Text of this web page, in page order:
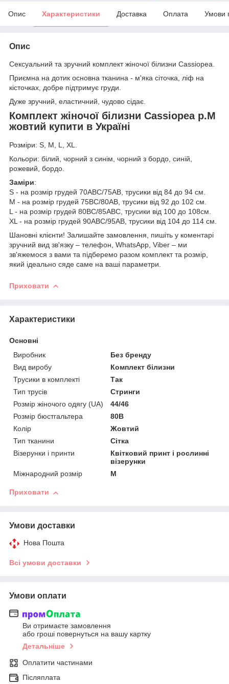
Опис Характеристики Доставка Оплата Умови
Опис
Сексуальний та зручний комплект жіночої білизни Cassiopea.
Приємна на дотик основна тканина - м'яка сіточка, ліф на
кісточках, добре підтримує груди.
Дуже зручний, еластичний, чудово сідає.
Комплект жіночої білизни Cassiopea р.М
жовтий купити в Україні
Розміри: S, М, L, XL.
Кольори: білий, чорний з синім, чорний з бордо, синій,
рожевий, бордо.
Заміри:
S - на розмір грудей 70АВС/75АВ, трусики від 84 до 94 см.
M - на розмір грудей 75ВС/80АВ, трусики від 92 до 102 см.
L - на розмір грудей 80ВС/85АВС, трусики від 100 до 108см.
XL - на розмір грудей 90АВС/95АB, трусики від 104 до 114 см.
Шановні клієнти! Залишайте замовлення, пишіть у коментарі
зручний вид зв'язку – телефон, WhatsApp, Viber – ми
зв'яжемося з вами та підберемо разом комплект та розмір,
який ідеально сяде саме на ваші параметри.
Приховати
Характеристики
Основні
Виробник
Без бренду
Вид виробу
Комплект білизни
Трусики в комплекті
Так
Тип трусів
Стринги
Розмір жіночого одягу (UA)
44/46
Розмір бюстгальтера
80B
Колір
Жовтий
Тип тканини
Сітка
Візерунки і принти
Квітковий принт і рослинні
візерунки
Міжнародний розмір
M
Приховати
Умови доставки
Нова Пошта
Всі умови доставки
Умови оплати
Ви отримаєте замовлення
або гроші повернуться на вашу картку
Детальніше
Оплатити частинами
Післяплата